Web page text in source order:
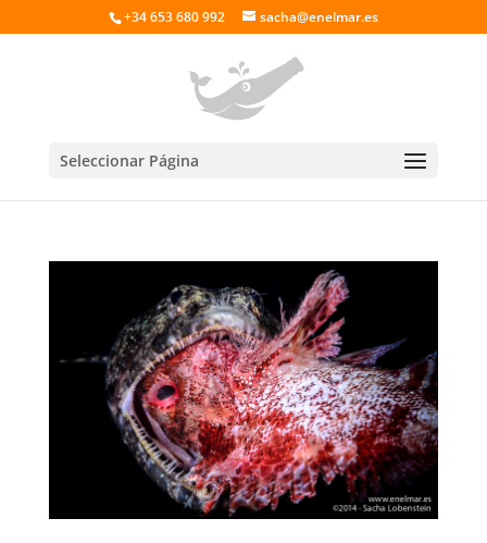
+34 653 680 992 sacha@enelmar.es
Seleccionar Página